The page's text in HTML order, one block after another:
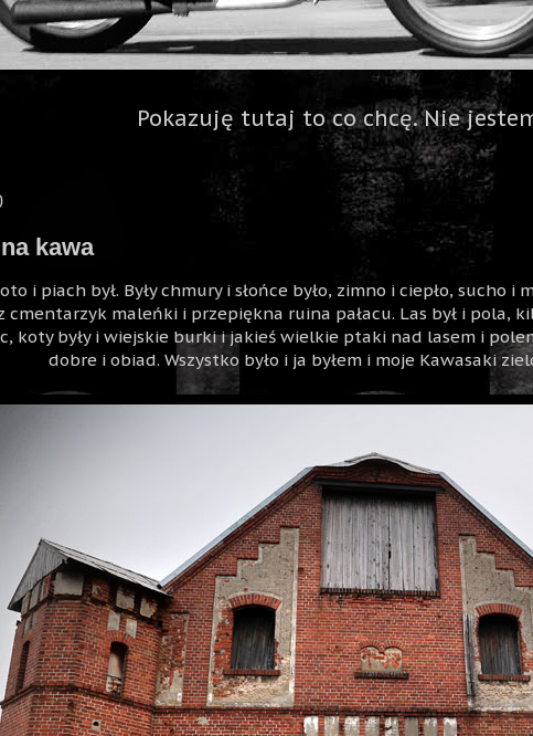
Pokazuję tutaj to co chcę. Nie
kawa
i piach był. Były chmury i słońce było, zimno i ciepło, sucho
cmentarzyk maleńki i przepiękna ruina pałacu. Las był i pola,
koty były i wiejskie burki i jakieś wielkie ptaki nad lasem i
dobre i obiad. Wszystko było i ja byłem i moje Kawasaki